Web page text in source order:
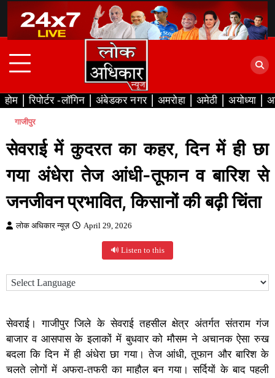
content
होम रिपोर्टर -लॉगिन अंबेडकर नगर अमरोहा अमेठी अयोध्या
गाजीपुर
सेवराई में कुदरत का कहर, दिन में ही छा
गया अंधेरा तेज आंधी-तूफान व बारिश से
जनजीवन प्रभावित, किसानों की बढ़ी चिंता
लोक अधिकार न्यूज़ April 29, 2026
🔊 Listen to this
सेवराई। गाजीपुर जिले के सेवराई तहसील क्षेत्र अंतर्गत संतराम गंज
बाजार व आसपास के इलाकों में बुधवार को मौसम ने अचानक ऐसा रुख
बदला कि दिन में ही अंधेरा छा गया। तेज आंधी, तूफान और बारिश के
चलते लोगों में अफरा-तफरी का माहौल बन गया। सर्दियों के बाद पहली